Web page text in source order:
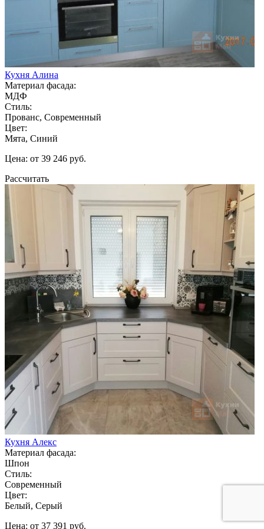
Кухня Алина
Материал фасада:
МДФ
Стиль:
Прованс, Современный
Цвет:
Мята, Синий
Цена: от 39 246 руб.
Рассчитать
Кухня Алекс
Материал фасада:
Шпон
Стиль:
Современный
Цвет:
Белый, Серый
Цена: от 37 391 руб.